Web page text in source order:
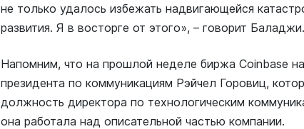
не только удалось избежать надвигающейся
развития. Я в восторге от этого», – говорит Баладжи.
Напомним, что на прошлой неделе биржа Coinbase
президента по коммуникациям Рэйчел Горовиц,
должность директора по технологическим
она работала над описательной частью компании.